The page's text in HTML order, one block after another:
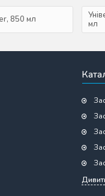
850 мл
мл